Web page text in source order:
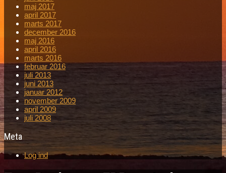
maj 2017
april 2017
marts 2017
december 2016
maj 2016
april 2016
marts 2016
februar 2016
juli 2013
juni 2013
januar 2012
november 2009
april 2009
juli 2008
Meta
Log ind